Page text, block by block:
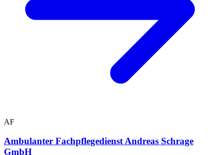
AF
Ambulanter Fachpflegedienst Andreas Schrage
GmbH